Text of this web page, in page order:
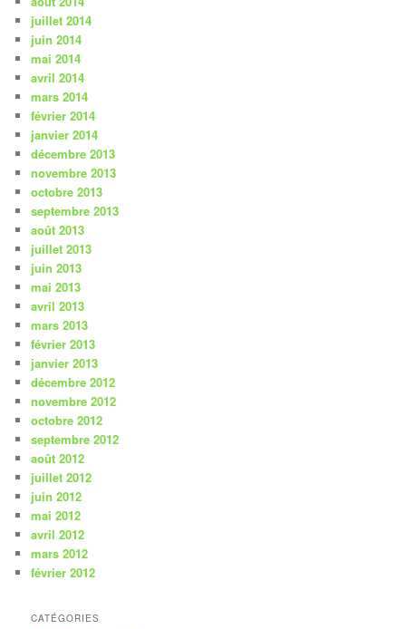
juillet 2014
juin 2014
mai 2014
avril 2014
mars 2014
février 2014
janvier 2014
décembre 2013
novembre 2013
octobre 2013
septembre 2013
août 2013
juillet 2013
juin 2013
mai 2013
avril 2013
mars 2013
février 2013
janvier 2013
décembre 2012
novembre 2012
octobre 2012
septembre 2012
août 2012
juillet 2012
juin 2012
mai 2012
avril 2012
mars 2012
février 2012
CATÉGORIES